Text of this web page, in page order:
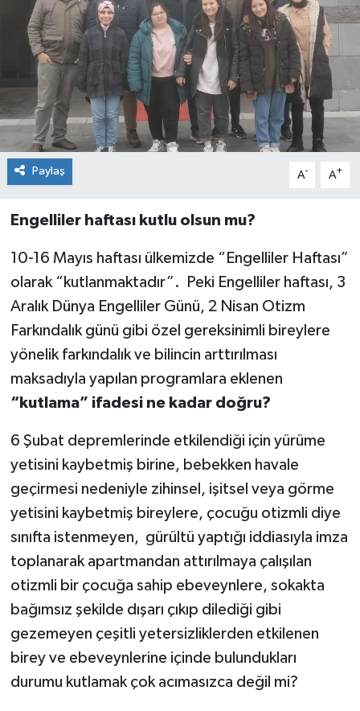
Paylaş A- A+
Engelliler haftası kutlu olsun mu?
10-16 Mayıs haftası ülkemizde “Engelliler Haftası”
olarak “kutlanmaktadır”. Peki Engelliler haftası, 3
Aralık Dünya Engelliler Günü, 2 Nisan Otizm
Farkındalık günü gibi özel gereksinimli bireylere
yönelik farkındalık ve bilincin arttırılması
maksadıyla yapılan programlara eklenen
“kutlama” ifadesi ne kadar doğru?
6 Şubat depremlerinde etkilendiği için yürüme
yetisini kaybetmiş birine, bebekken havale
geçirmesi nedeniyle zihinsel, işitsel veya görme
yetisini kaybetmiş bireylere, çocuğu otizmli diye
sınıfta istenmeyen, gürültü yaptığı iddiasıyla imza
toplanarak apartmandan attırılmaya çalışılan
otizmli bir çocuğa sahip ebeveynlere, sokakta
bağımsız şekilde dışarı çıkıp dilediği gibi
gezemeyen çeşitli yetersizliklerden etkilenen
birey ve ebeveynlerine içinde bulundukları
durumu kutlamak çok acımasızca değil mi?